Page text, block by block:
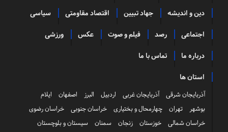
دین و اندیشه جهاد تبیین اقتصاد مقاومتی سیاسی
اجتماعی رصد فیلم و صوت عکس ورزشی
درباره ما تماس با ما
استان ها
آذربایجان شرقی آذربایجان غربی اردبیل البرز اصفهان
ایلام
بوشهر
تهران چهارمحال و بختیاری خراسان جنوبی
خراسان رضوی
خراسان شمالی
خوزستان زنجان سمنان سیستان و بلوچستان